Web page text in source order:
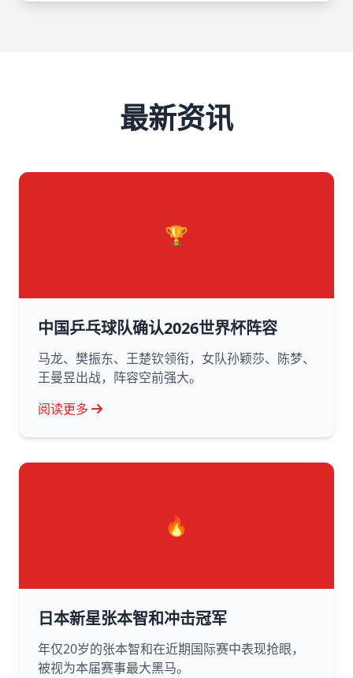
最新资讯
🏆
中国乒乓球队确认2026世界杯阵容
马龙、樊振东、王楚钦领衔，女队孙颖莎、陈梦、
王曼昱出战，阵容空前强大。
阅读更多
🔥
日本新星张本智和冲击冠军
年仅20岁的张本智和在近期国际赛中表现抢眼，
被视为本届赛事最大黑马。